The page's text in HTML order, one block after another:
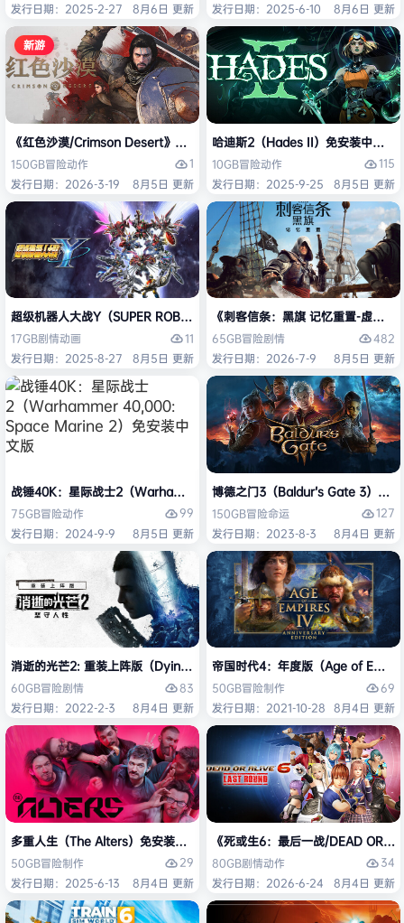
发行日期：2025-2-27
8月6日 更新
发行日期：2025-6-10
8月6日 更新
新游
《红色沙漠/Crimson Desert》免安装中文版
150GB冒险动作
1
发行日期：2026-3-19
8月5日 更新
哈迪斯2（Hades II）免安装中文版
10GB冒险动作
115
发行日期：2025-9-25
8月5日 更新
超级机器人大战Y（SUPER ROBOT WARS Y）免安装中文版
17GB剧情动画
11
发行日期：2025-8-27
8月5日 更新
《刺客信条：黑旗 记忆重置-虚拟
65GB冒险剧情
482
发行日期：2026-7-9
8月5日 更新
战锤40K：星际战士2（Warhammer 40,000: Space Marine 2）免安装
75GB冒险动作
99
发行日期：2024-9-9
8月5日 更新
博德之门3（Baldur’s Gate 3）免安
150GB冒险命运
127
发行日期：2023-8-3
8月4日 更新
消逝的光芒2: 重装上阵版（Dying Light 2 Stay Human: Reloaded
60GB冒险剧情
83
发行日期：2022-2-3
8月4日 更新
帝国时代4：年度版（Age of
50GB冒险制作
69
发行日期：2021-10-28 8月4日 更新
多重人生（The Alters）免安装中文版
50GB冒险制作
29
发行日期：2025-6-13
8月4日 更新
《死或生6：最后一战/DEAD OR
80GB剧情动作
34
发行日期：2026-6-24
8月4日 更新